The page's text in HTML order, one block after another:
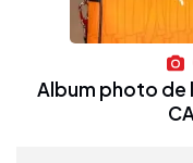
Album photo de